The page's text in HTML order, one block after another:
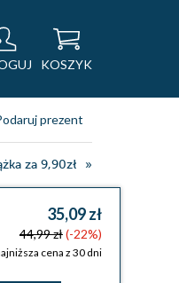
KOSZYK
prezent
za 9,90zł
35,09 zł
44,99 zł(-22%)
cena z 30 dni